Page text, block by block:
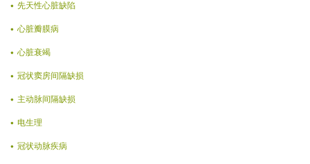
先天性心脏缺陷
心脏瓣膜病
心脏衰竭
冠状窦房间隔缺损
主动脉间隔缺损
电生理
冠状动脉疾病